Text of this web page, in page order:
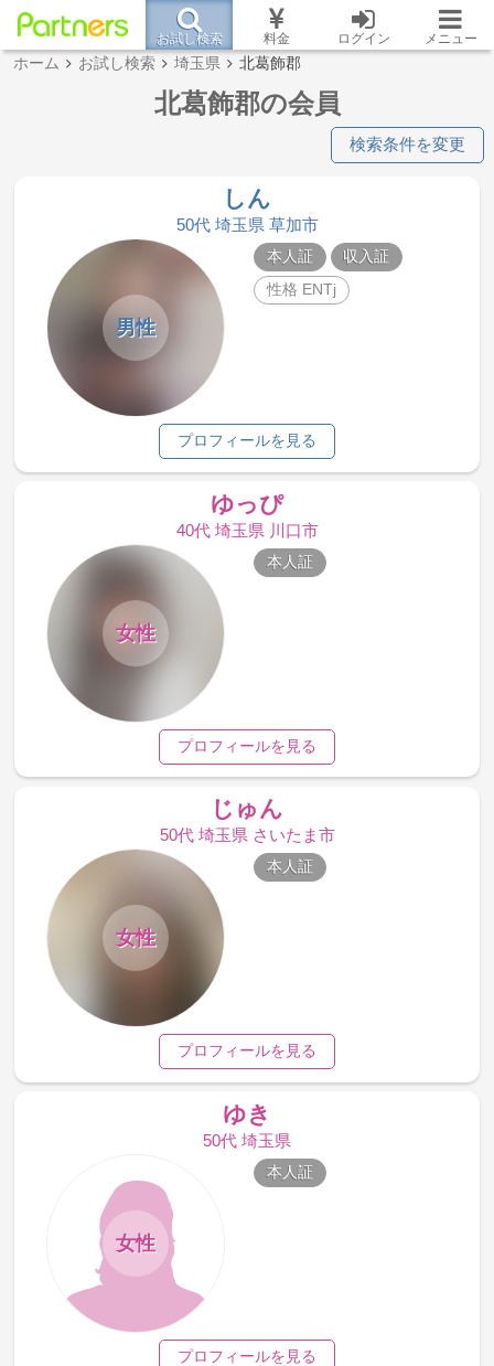
お試し検索 料金 ログイン メニュー
ホーム お試し検索 埼玉県 北葛飾郡
北葛飾郡の会員
検索条件を変更
しん
50代 埼玉県 草加市
男性
本人証
収入証
性格 ENTj
プロフィールを見る
ゆっぴ
40代 埼玉県 川口市
女性
本人証
プロフィールを見る
じゅん
50代 埼玉県 さいたま市
女性
本人証
プロフィールを見る
ゆき
50代 埼玉県
女性
本人証
プロフィールを見る